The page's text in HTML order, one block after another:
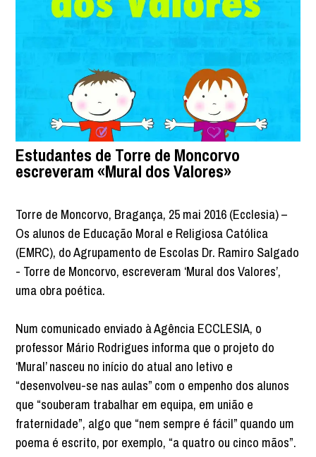
Estudantes de Torre de Moncorvo
escreveram «Mural dos Valores»
Torre de Moncorvo, Bragança, 25 mai 2016 (Ecclesia) –
Os alunos de Educação Moral e Religiosa Católica
(EMRC), do Agrupamento de Escolas Dr. Ramiro Salgado
- Torre de Moncorvo, escreveram ‘Mural dos Valores’,
uma obra poética.
Num comunicado enviado à Agência ECCLESIA, o
professor Mário Rodrigues informa que o projeto do
‘Mural’ nasceu no início do atual ano letivo e
“desenvolveu-se nas aulas” com o empenho dos alunos
que “souberam trabalhar em equipa, em união e
fraternidade”, algo que “nem sempre é fácil” quando um
poema é escrito, por exemplo, “a quatro ou cinco mãos”.